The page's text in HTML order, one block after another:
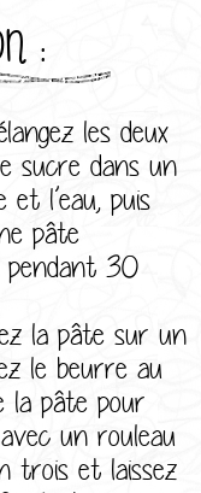
:
les deux
sucre dans un
l’eau, puis
pâte
pendant 30
la pâte sur un
le beurre au
la pâte pour
un rouleau
trois et laissez